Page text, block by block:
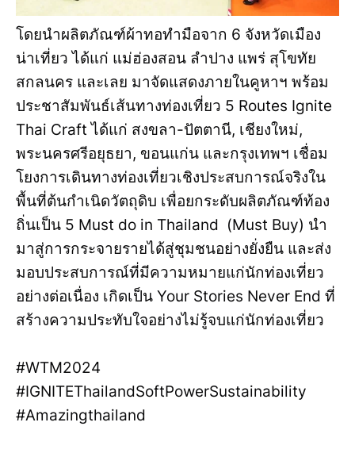
โดยนำผลิตภัณฑ์ผ้าทอทำมือจาก 6 จังหวัดเมือง
น่าเที่ยว ได้แก่ แม่ฮ่องสอน ลำปาง แพร่ สุโขทัย
สกลนคร และเลย มาจัดแสดงภายในคูหาฯ พร้อม
ประชาสัมพันธ์เส้นทางท่องเที่ยว 5 Routes Ignite
Thai Craft ได้แก่ สงขลา-ปัตตานี, เชียงใหม่,
พระนครศรีอยุธยา, ขอนแก่น และกรุงเทพฯ เชื่อม
โยงการเดินทางท่องเที่ยวเชิงประสบการณ์จริงใน
พื้นที่ต้นกำเนิดวัตถุดิบ เพื่อยกระดับผลิตภัณฑ์ท้อง
ถิ่นเป็น 5 Must do in Thailand (Must Buy) นำ
มาสู่การกระจายรายได้สู่ชุมชนอย่างยั่งยืน และส่ง
มอบประสบการณ์ที่มีความหมายแก่นักท่องเที่ยว
อย่างต่อเนื่อง เกิดเป็น Your Stories Never End ที่
สร้างความประทับใจอย่างไม่รู้จบแก่นักท่องเที่ยว
#WTM2024
#IGNITEThailandSoftPowerSustainability
#Amazingthailand